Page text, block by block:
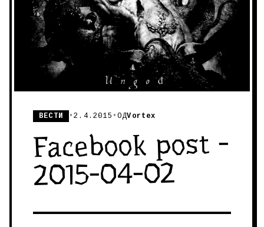
ВЕСТИ •2.4.2015 •ОДVortex
Facebook post -
2015-04-02